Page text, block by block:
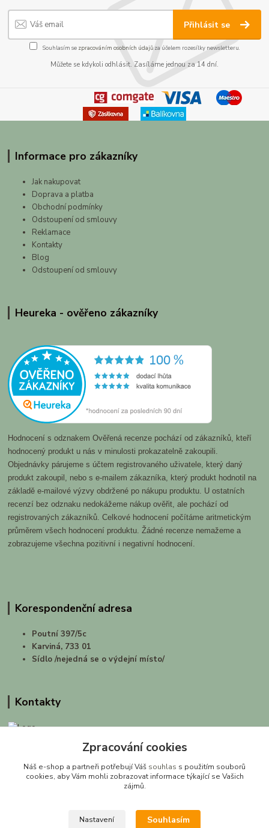
Přihlásit se
Souhlasím se zpracováním osobních údajůza účelem rozesílky newsletteru.
Můžete se kdykoli odhlásit. Zasíláme jednou za 14 dní.
Informace pro zákazníky
Jak nakupovat
Doprava a platba
Obchodní podmínky
Odstoupení od smlouvy
Reklamace
Kontakty
Blog
Odstoupení od smlouvy
Heureka - ověřeno zákazníky
Hodnocení s odznakem Ověřená recenze pochází od zákazníků, kteří
hodnocený produkt u nás v minulosti prokazatelně zakoupili.
Objednávky párujeme s účtem registrovaného uživatele, který daný
produkt zakoupil, nebo s e-mailem zákazníka, který produkt hodnotil na
základě e-mailové výzvy obdržené po nákupu produktu. U ostatních
recenzí bez odznaku nedokážeme nákup ověřit, ale pochází od
registrovaných zákazníků. Celkové hodnocení počítáme aritmetickým
průměrem všech hodnocení produktu. Žádné recenze nemažeme a
zobrazujeme všechna pozitivní i negativní hodnocení.
Korespondenční adresa
Poutní 397/5c
Karviná, 733 01
Sídlo /nejedná se o výdejní místo/
Kontakty
Gabriela Pawlasová Koppová
Zpracování cookies
Náš e-shop a partneři potřebují Váš souhlas s použitím souborů
cookies, aby Vám mohli zobrazovat informace týkající se Vašich
zájmů.
Nastavení Souhlasím